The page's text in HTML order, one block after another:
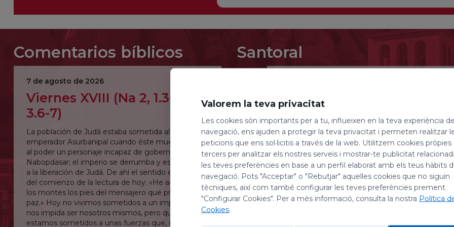
Comentarios bíblicos
7 de agosto de 2026
Viernes XVIII (Na 2, 1.3 – 3, 1-
3.6-7)
La población de Judá estaba sometida al
emperador Asurbanipal cuando éste muere y sube
al poder un personaje incapaz de gobernar:
Nabopdasar; el imperio se derrumba y esto dará pie
a la liberación de Judá. De ahí el sentido entusiasta
del comienzo de la lectura de hoy: «He aquí sobre
los montes los pies del mensajero que proclama la
paz.» Hoy no vivimos sometidos a un imperio que
nos impida ser nosotros mismos, pero quizás
estamos sometidos a unas fuerzas que, con más
Santoral
San Alberto de Sicilia,
Cayetano
Hoy, día 7 de agosto, celebramos la festividad de
papa, y sus compañeros mártires; y la de san
San Alberto de Sicilia, religioso
También llamado Alberto de Trápani, nació en
convento del Carmen que había cerca, y más
Carmelita. A lo largo de su vida convirtió a la
Valorem la teva privacitat
Les cookies són importants per a tu, influeixen en la teva experiència de
navegació, ens ajuden a protegir la teva privacitat i permeten realitzar
peticions que ens sol·licitis a través de la web. Utilitzem cookies pròpies
tercers per analitzar els nostres serveis i mostrar-te publicitat
les teves preferències en base a un perfil elaborat amb els teus hàbits
navegació. Pots "Acceptar" o "Rebutjar" aquelles cookies que no siguin
tècniques, així com també configurar les teves preferències prement
"Configurar Cookies". Per a més informació, consulta la nostra Política
Cookies.